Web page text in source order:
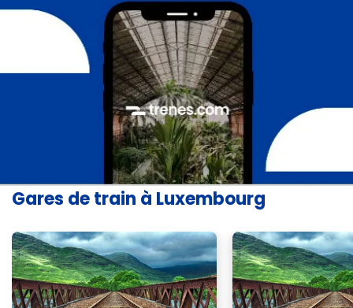
Gares de train à Luxembourg